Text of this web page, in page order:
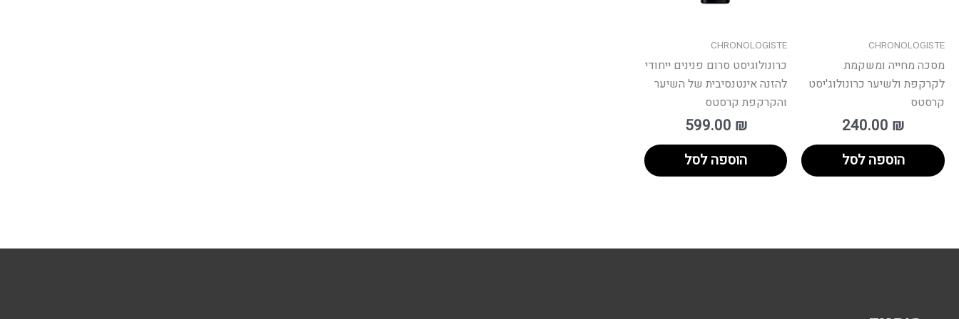
CHRONOLOGISTE
מסכה מחייה ומשקמת
לקרקפת ולשיער כרונולוג'יסט
קרסטס
240.00 ₪
הוספה לסל
CHRONOLOGISTE
כרונולוגיסט סרום פנינים ייחודי
להזנה אינטנסיבית של השיער
והקרקפת קרסטס
599.00 ₪
הוספה לסל